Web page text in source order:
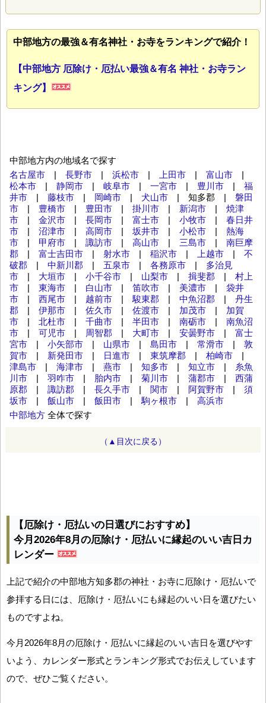
中部地方の最強＆有名神社・お寺をランキングで紹介！
【中部地方 厄除け・厄払い最強＆有名 神社・お寺ラン
キング】
中部地方内の地域名で探す
名古屋市 | 長野市 | 浜松市 | 上田市 | 富山市 |
松本市 | 静岡市 | 岐阜市 | 一宮市 | 豊川市 | 福
井市 | 藤枝市 | 岡崎市 | 犬山市 | 知多郡 | 磐田
市 | 豊橋市 | 豊田市 | 掛川市 | 新潟市 | 焼津
市 | 金沢市 | 長岡市 | 富士市 | 小牧市 | 春日井
市 | 沼津市 | 高岡市 | 坂井市 | 小松市 | 熱海
市 | 甲府市 | 諏訪市 | 高山市 | 三島市 | 南巨摩
郡 | 富士吉田市 | 射水市 | 稲沢市 | 上越市 | 不
破郡 | 中新川郡 | 五泉市 | 各務原市 | 多治見
市 | 大垣市 | 小千谷市 | 山梨市 | 揖斐郡 | 村上
市 | 東海市 | 白山市 | 笛吹市 | 美濃市 | 袋井
市 | 西尾市 | 越前市 | 駿東郡 | 中魚沼郡 | 丹生
郡 | 伊那市 | 佐久市 | 佐渡市 | 加茂市 | 加賀
市 | 北杜市 | 千曲市 | 半田市 | 南砺市 | 南魚沼
市 | 可児市 | 周智郡 | 大町市 | 安曇野市 | 富士
宮市 | 小矢部市 | 山県市 | 島田市 | 常滑市 | 敦
賀市 | 新発田市 | 日進市 | 東筑摩郡 | 柏崎市 |
津島市 | 海津市 | 燕市 | 知多市 | 知立市 |
糸魚
川市 | 羽咋市 | 胎内市 | 菊川市 | 蒲郡市 | 西蒲
原郡 | 諏訪郡 | 長久手市 | 関市 | 阿賀野市 | 須
坂市 | 飯山市 | 飯田市 | 駒ヶ根市 | 高浜市
中部地方 全体で探す
（▲目次に戻る）
【厄除け・厄払いの日選びにおすすめ】
今月2026年8月の厄除け・厄払いに縁起のいい吉日カ
レンダー
上記で紹介の中部地方知多郡の神社・お寺に厄除け・厄払いで
参拝する日には、厄除け・厄払いにも縁起のいい日を選びたい
ものですよね。
今月2026年8月の厄除け・厄払いに縁起のいい吉日を選びやす
いよう、カレンダー形式とランキング形式でお伝えしています
ので、ぜひご覧ください。